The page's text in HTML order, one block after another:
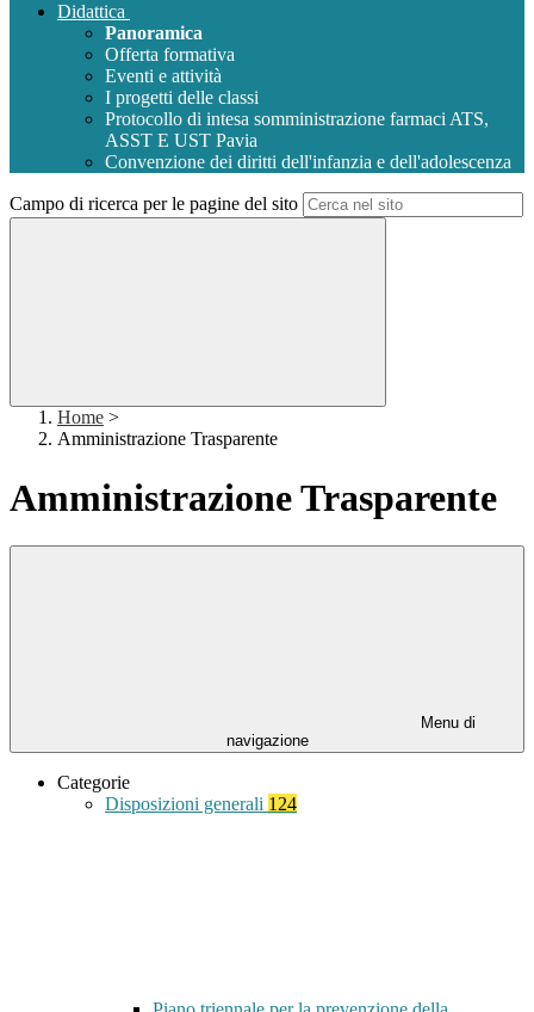
Didattica
Panoramica
Offerta formativa
Eventi e attività
I progetti delle classi
Protocollo di intesa somministrazione farmaci ATS,
ASST E UST Pavia
Convenzione dei diritti dell'infanzia e dell'adolescenza
Campo di ricerca per le pagine del sito
Home >
Amministrazione Trasparente
Amministrazione Trasparente
Menu di
navigazione
Categorie
Disposizioni generali 124